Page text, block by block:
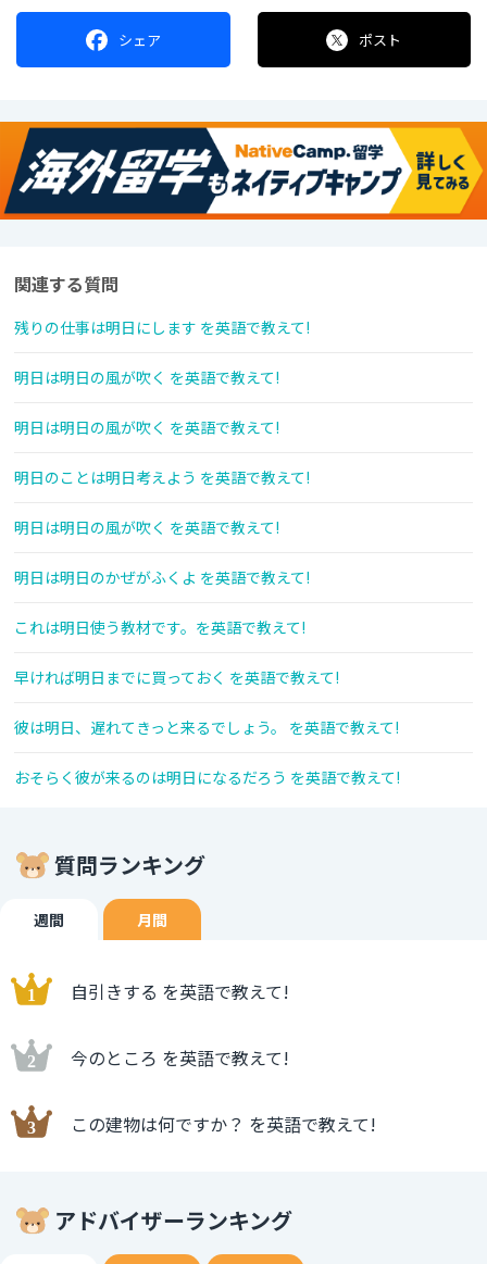
シェア ポスト
関連する質問
残りの仕事は明日にします を英語で教えて!
明日は明日の風が吹く を英語で教えて!
明日は明日の風が吹く を英語で教えて!
明日のことは明日考えよう を英語で教えて!
明日は明日の風が吹く を英語で教えて!
明日は明日のかぜがふくよ を英語で教えて!
これは明日使う教材です。を英語で教えて!
早ければ明日までに買っておく を英語で教えて!
彼は明日、遅れてきっと来るでしょう。 を英語で教えて!
おそらく彼が来るのは明日になるだろう を英語で教えて!
質問ランキング
週間 月間
自引きする を英語で教えて!
今のところ を英語で教えて!
この建物は何ですか？ を英語で教えて!
アドバイザーランキング